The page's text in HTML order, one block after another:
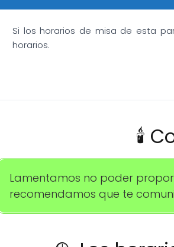
Si los horarios de misa de esta
horarios.
🕯️
Lamentamos no poder
recomendamos que te